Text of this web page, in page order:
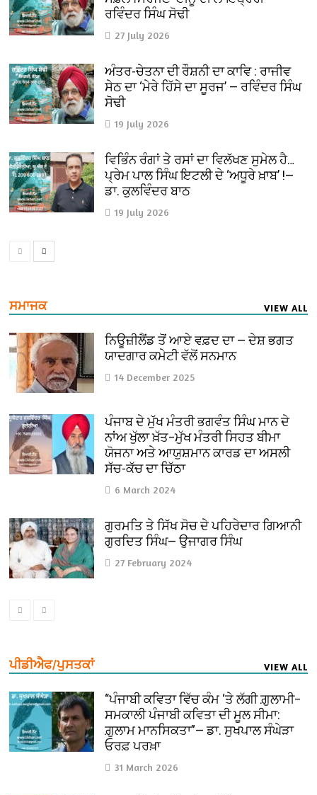
ਰਵਿੰਦਰ ਸਿੰਘ ਸੋਢੀ
27 July 2026
ਅੰਤਰ-ਚੇਤਨਾ ਦੀ ਰੌਸ਼ਨੀ ਦਾ ਕਾਵਿ : ਰਾਜੀਵ
ਸੇਠ ਦਾ ‘ਮੇਰੇ ਹਿੱਸੇ ਦਾ ਸੂਰਜ’ — ਰਵਿੰਦਰ ਸਿੰਘ
ਸੋਢੀ
19 July 2026
ਵਿਭਿੰਨ ਰੰਗਾਂ ਤੇ ਰਸਾਂ ਦਾ ਵਿਲੱਖਣ ਸੁਮੇਲ ਹੈ…
ਪ੍ਰੇਮ ਪਾਲ ਸਿੰਘ ਇਟਲੀ ਦੇ ‘ਅਧੂਰੇ ਖ਼ਾਬ’ !—
ਡਾ. ਕੁਲਵਿੰਦਰ ਬਾਠ
19 July 2026
ਸਮਾਜਕ VIEW ALL
ਨਿਊਜ਼ੀਲੈਂਡ ਤੋਂ ਆਏ ਵਫ਼ਦ ਦਾ — ਦੇਸ਼ ਭਗਤ
ਯਾਦਗਾਰ ਕਮੇਟੀ ਵੱਲੋਂ ਸਨਮਾਨ
14 December 2025
ਪੰਜਾਬ ਦੇ ਮੁੱਖ ਮੰਤਰੀ ਭਗਵੰਤ ਸਿੰਘ ਮਾਨ ਦੇ
ਨਾਂਅ ਖੁੱਲਾ ਖ਼ੱਤ–ਮੁੱਖ ਮੰਤਰੀ ਸਿਹਤ ਬੀਮਾ
ਯੋਜਨਾ ਅਤੇ ਆਯੁਸ਼ਮਾਨ ਕਾਰਡ ਦਾ ਅਸਲੀ
ਸੱਚ-ਕੱਚ ਦਾ ਚਿੱਠਾ
6 March 2024
ਗੁਰਮਤਿ ਤੇ ਸਿੱਖ ਸੋਚ ਦੇ ਪਹਿਰੇਦਾਰ ਗਿਆਨੀ
ਗੁਰਦਿਤ ਸਿੰਘ— ਉਜਾਗਰ ਸਿੰਘ
27 February 2024
ਪੀਡੀਐਫ/ਪੁਸਤਕਾਂ VIEW ALL
“ਪੰਜਾਬੀ ਕਵਿਤਾ ਵਿੱਚ ਕੰਮ ‘ਤੇ ਲੱਗੀ ਗ਼ੁਲਾਮੀ–
ਸਮਕਾਲੀ ਪੰਜਾਬੀ ਕਵਿਤਾ ਦੀ ਮੂਲ ਸੀਮਾ:
ਗ਼ੁਲਾਮ ਮਾਨਸਿਕਤਾ”— ਡਾ. ਸੁਖਪਾਲ ਸੰਘੇੜਾ
ਓਰਫ਼ ਪਰਖ਼ਾ
31 March 2026